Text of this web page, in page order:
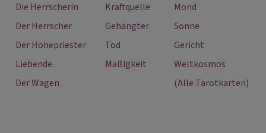
Die Herrscherin
Kraftquelle
Mond
Der Herrscher
Gehängter
Sonne
Der Hohepriester
Tod
Gericht
Liebende
Mäßigkeit
Weltkosmos
Der Wagen
(Alle Tarotkarten)